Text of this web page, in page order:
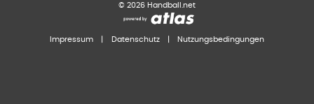
© 2026 Handball.net
Impressum Datenschutz Nutzungsbedingungen